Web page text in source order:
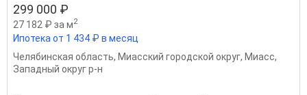
299 000 ₽
27 182 ₽ за м2
Ипотека от 1 434 ₽ в месяц
Челябинская область, Миасский городской округ, Миасс,
Западный округ р-н